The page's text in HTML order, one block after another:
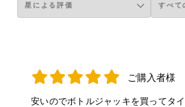
ご購入者様
安いのでボトルジャッキを買ってタ